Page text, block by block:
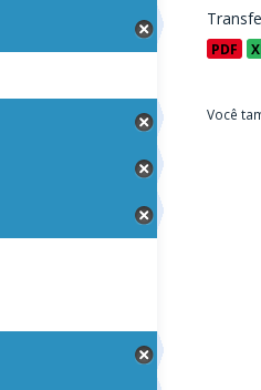
PDF
Você